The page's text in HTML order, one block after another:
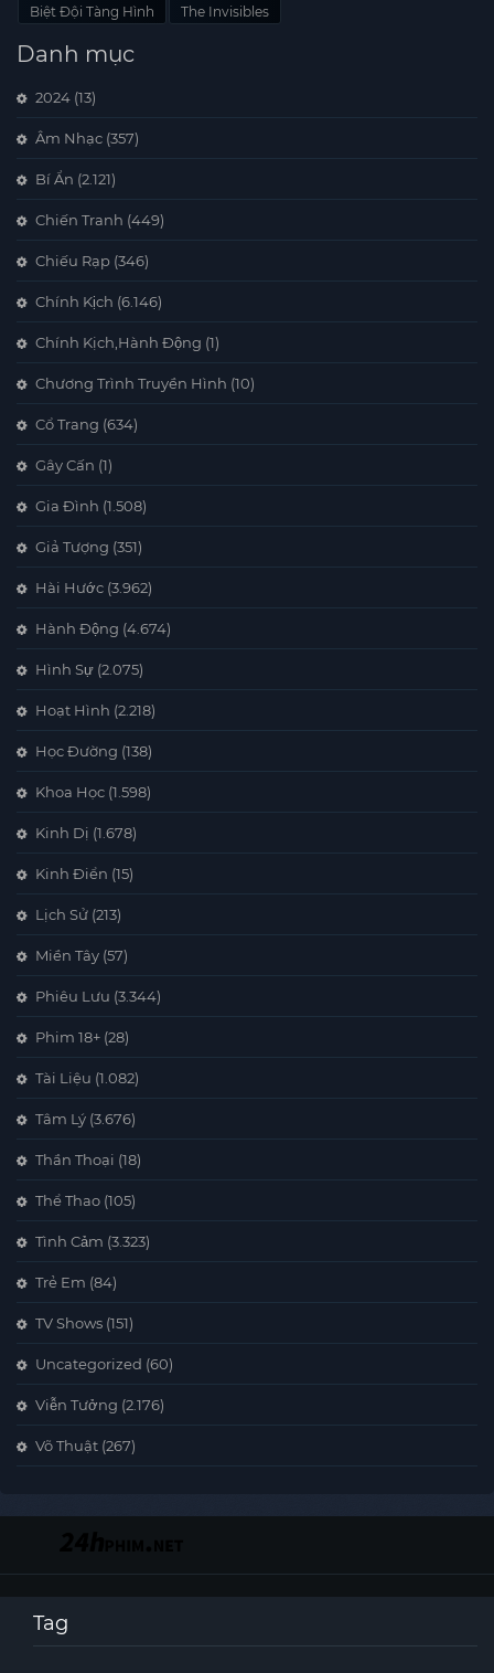
Biệt Đội Tàng Hình The Invisibles
Danh mục
2024 (13)
Âm Nhạc (357)
Bí Ẩn (2.121)
Chiến Tranh (449)
Chiếu Rạp (346)
Chính Kịch (6.146)
Chính Kịch,Hành Động (1)
Chương Trình Truyền Hình (10)
Cổ Trang (634)
Gây Cấn (1)
Gia Đình (1.508)
Giả Tượng (351)
Hài Hước (3.962)
Hành Động (4.674)
Hình Sự (2.075)
Hoạt Hình (2.218)
Học Đường (138)
Khoa Học (1.598)
Kinh Dị (1.678)
Kinh Điển (15)
Lịch Sử (213)
Miền Tây (57)
Phiêu Lưu (3.344)
Phim 18+ (28)
Tài Liệu (1.082)
Tâm Lý (3.676)
Thần Thoại (18)
Thể Thao (105)
Tình Cảm (3.323)
Trẻ Em (84)
TV Shows (151)
Uncategorized (60)
Viễn Tưởng (2.176)
Võ Thuật (267)
Tag